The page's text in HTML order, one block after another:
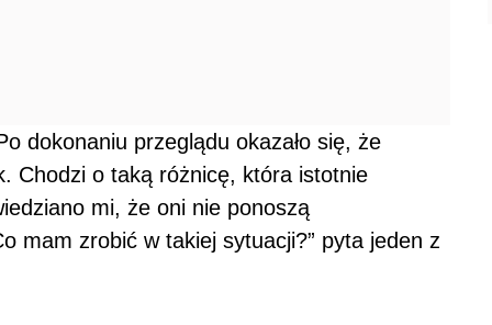
dokonaniu przeglądu okazało się, że
Chodzi o taką różnicę, która istotnie
mi, że oni nie ponoszą
mam zrobić w takiej sytuacji?” pyta jeden z